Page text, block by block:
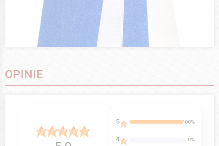
OPINIE
5 100%
4 0%